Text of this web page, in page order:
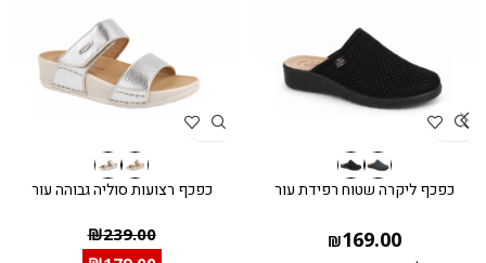
כפכף ליקרה שטוח רפידת עור
₪169.00
כפכף רצועות סוליה גבוהה עור
₪239.00